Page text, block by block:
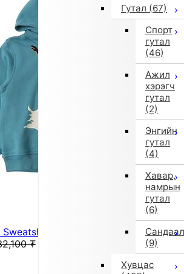
Гутал (67)
Спорт
гутал
(46)
Ажил
хэрэгч
гутал
(2)
Энгийн
гутал
(4)
Хавар,
намрын
гутал
(6)
Сандаал
(9)
Хувцас
(Blue)
₮